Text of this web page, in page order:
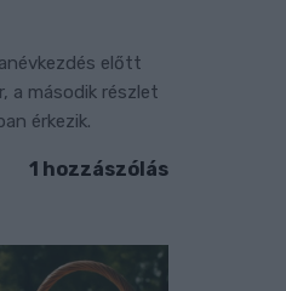
előtt
a második részlet
érkezik.
1 hozzászólás